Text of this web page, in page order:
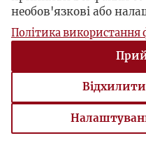
„Kultura” 1980, nr 11/
необов'язкові або
Політика використання
Налаштування файлів